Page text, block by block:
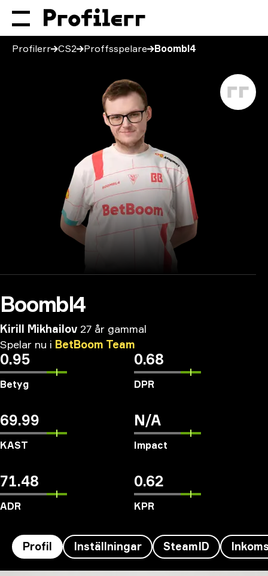
Profilerr CS2 Proffsspelare Boombl4
Boombl4
Kirill Mikhailov 27 år gammal
Spelar nu i BetBoom Team
0.95
Betyg
0.68
DPR
69.99
KAST
N/A
Impact
71.48
ADR
0.62
KPR
Profil Inställningar SteamID